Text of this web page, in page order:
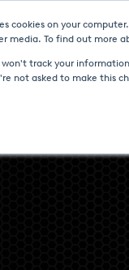
cookies on your
media. To find out more
won't track your
not asked to make this